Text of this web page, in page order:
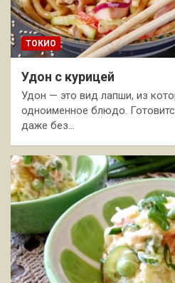
ТОКИО
Удон с курицей
Удон — это вид лапши, из
одноименное блюдо.
даже без…